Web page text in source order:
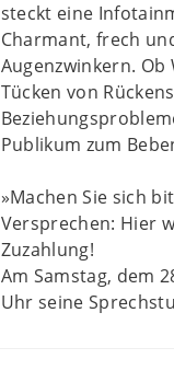
steckt eine
Charmant, frech
Augenzwinkern.
Tücken von
Publikum zum
»Machen Sie sich
Versprechen: Hier
Zuzahlung!
Am Samstag, dem
Uhr seine